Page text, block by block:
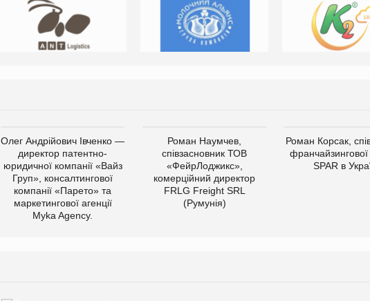
Олег Андрійович Івченко —
директор патентно-
юридичної компанії «Вайз
Груп», консалтингової
компанії «Парето» та
маркетингової агенції
Myka Agency.
Роман Наумчев,
співзасновник ТОВ
«ФейрЛоджикс»,
комерційний директор
FRLG Freight SRL
(Румунія)
Роман Корсак,
SPAR в